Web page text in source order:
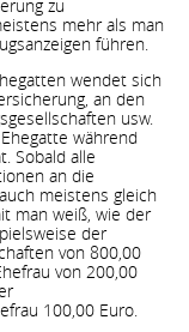
zu
mehr als man
führen.
wendet sich
an den
usw.
während
Sobald alle
an die
meistens gleich
man weiß, wie der
der
von 800,00
von 200,00
100,00 Euro.